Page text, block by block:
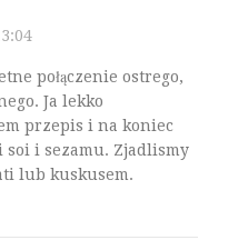
połączenie ostrego,
Ja lekko
przepis i na koniec
soi i sezamu. Zjadlismy
lub kuskusem.